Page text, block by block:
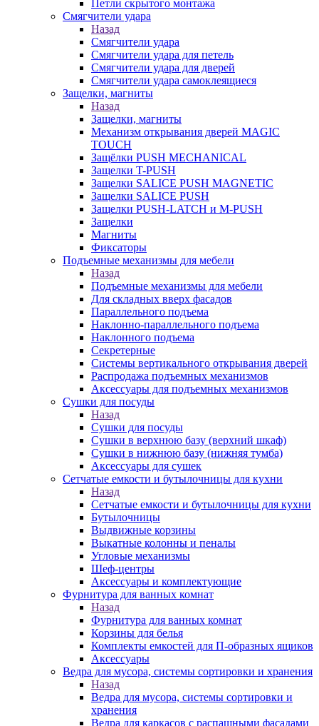
Петли скрытого монтажа
Смягчители удара
Назад
Смягчители удара
Смягчители удара для петель
Смягчители удара для дверей
Cмягчители удара самоклеящиеся
Защелки, магниты
Назад
Защелки, магниты
Механизм открывания дверей MAGIC
TOUCH
Защёлки PUSH MECHANICAL
Защелки T-PUSH
Защелки SALICE PUSH MAGNETIC
Защелки SALICE PUSH
Защелки PUSH-LATCH и M-PUSH
Защелки
Магниты
Фиксаторы
Подъемные механизмы для мебели
Назад
Подъемные механизмы для мебели
Для складных вверх фасадов
Параллельного подъема
Наклонно-параллельного подъема
Наклонного подъема
Секретерные
Системы вертикального открывания дверей
Распродажа подъемных механизмов
Аксессуары для подъемных механизмов
Сушки для посуды
Назад
Сушки для посуды
Сушки в верхнюю базу (верхний шкаф)
Сушки в нижнюю базу (нижняя тумба)
Аксессуары для сушек
Сетчатые емкости и бутылочницы для кухни
Назад
Сетчатые емкости и бутылочницы для кухни
Бутылочницы
Выдвижные корзины
Выкатные колонны и пеналы
Угловые механизмы
Шеф-центры
Аксессуары и комплектующие
Фурнитура для ванных комнат
Назад
Фурнитура для ванных комнат
Корзины для белья
Комплекты емкостей для П-образных ящиков
Аксессуары
Ведра для мусора, системы сортировки и хранения
Назад
Ведра для мусора, системы сортировки и
хранения
Ведра для каркасов с распашными фасадами